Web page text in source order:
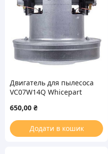
Двигатель для пылесоса
VC07W14Q Whicepart
H=30/105mm
650,00 ₴
Додати в кошик